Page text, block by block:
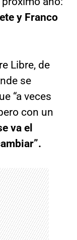
y Franco
Libre, de
se
“a veces
con un
va el